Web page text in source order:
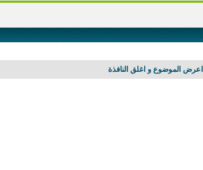
اعرض الموضوع و اغلق النافذة